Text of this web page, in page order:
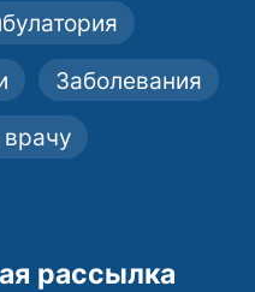
Заболевания
рассылка